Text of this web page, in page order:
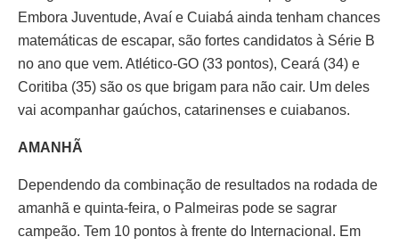
Embora Juventude, Avaí e Cuiabá ainda tenham chances
matemáticas de escapar, são fortes candidatos à Série B
no ano que vem. Atlético-GO (33 pontos), Ceará (34) e
Coritiba (35) são os que brigam para não cair. Um deles
vai acompanhar gaúchos, catarinenses e cuiabanos.
AMANHÃ
Dependendo da combinação de resultados na rodada de
amanhã e quinta-feira, o Palmeiras pode se sagrar
campeão. Tem 10 pontos à frente do Internacional. Em